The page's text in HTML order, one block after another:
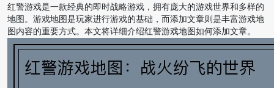
红警游戏是一款经典的即时战略游戏，拥有庞大的游戏世界和多样的
地图。游戏地图是玩家进行游戏的基础，而添加文章则是丰富游戏地
图内容的重要方式。本文将详细介绍红警游戏地图如何添加文章。